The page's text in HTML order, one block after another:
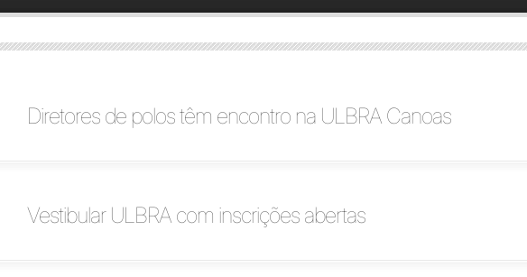
Diretores de polos têm encontro na ULBRA Canoas
Vestibular ULBRA com inscrições abertas